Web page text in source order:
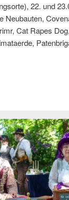
22. und
Neubauten,
Cat Rapes